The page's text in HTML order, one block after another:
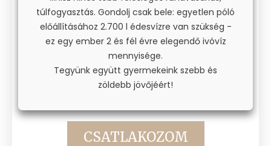
túlfogyasztás. Gondolj csak bele: egyetlen póló
előállításához 2.700 l édesvízre van szükség -
ez egy ember 2 és fél évre elegendő ivóvíz
mennyisége.
Tegyünk együtt gyermekeink szebb és
zöldebb jövőjéért!
CSATLAKOZOM